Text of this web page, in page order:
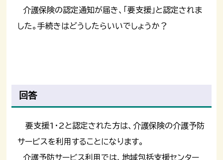
介護保険の認定通知が届き、「要支援」と認定されま
した。手続きはどうしたらいいでしょうか？
回答
要支援1・2と認定された方は、介護保険の介護予防
サービスを利用することになります。
介護予防サービス利用では、地域包括支援センター